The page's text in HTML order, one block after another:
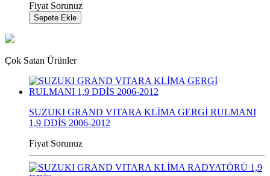
Fiyat Sorunuz
Sepete Ekle
Çok Satan Ürünler
SUZUKI GRAND VITARA KLİMA GERGİ RULMANI
1,9 DDİS 2006-2012
Fiyat Sorunuz